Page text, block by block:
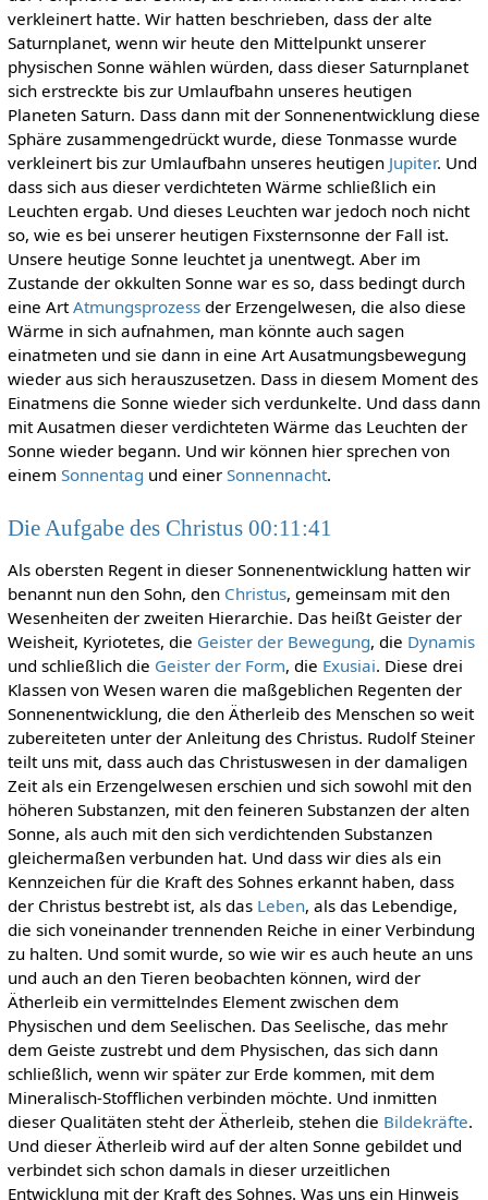
verkleinert hatte. Wir hatten beschrieben, dass der alte
Saturnplanet, wenn wir heute den Mittelpunkt unserer
physischen Sonne wählen würden, dass dieser Saturnplanet
sich erstreckte bis zur Umlaufbahn unseres heutigen
Planeten Saturn. Dass dann mit der Sonnenentwicklung diese
Sphäre zusammengedrückt wurde, diese Tonmasse wurde
verkleinert bis zur Umlaufbahn unseres heutigen Jupiter. Und
dass sich aus dieser verdichteten Wärme schließlich ein
Leuchten ergab. Und dieses Leuchten war jedoch noch nicht
so, wie es bei unserer heutigen Fixsternsonne der Fall ist.
Unsere heutige Sonne leuchtet ja unentwegt. Aber im
Zustande der okkulten Sonne war es so, dass bedingt durch
eine ArtAtmungsprozessder Erzengelwesen, die also diese
Wärme in sich aufnahmen, man könnte auch sagen
einatmeten und sie dann in eine Art Ausatmungsbewegung
wieder aus sich herauszusetzen. Dass in diesem Moment des
Einatmens die Sonne wieder sich verdunkelte. Und dass dann
mit Ausatmen dieser verdichteten Wärme das Leuchten der
Sonne wieder begann. Und wir können hier sprechen von
einem Sonnentag und einer Sonnennacht.
Die Aufgabe des Christus 00:11:41
Als obersten Regent in dieser Sonnenentwicklung hatten wir
benannt nun den Sohn, den Christus, gemeinsam mit den
Wesenheiten der zweiten Hierarchie. Das heißt Geister der
Weisheit, Kyriotetes, die Geister der Bewegung, die Dynamis
und schließlich die Geister der Form, die Exusiai. Diese drei
Klassen von Wesen waren die maßgeblichen Regenten der
Sonnenentwicklung, die den Ätherleib des Menschen so weit
zubereiteten unter der Anleitung des Christus. Rudolf Steiner
teilt uns mit, dass auch das Christuswesen in der damaligen
Zeit als ein Erzengelwesen erschien und sich sowohl mit den
höheren Substanzen, mit den feineren Substanzen der alten
Sonne, als auch mit den sich verdichtenden Substanzen
gleichermaßen verbunden hat. Und dass wir dies als ein
Kennzeichen für die Kraft des Sohnes erkannt haben, dass
der Christus bestrebt ist, als das Leben, als das Lebendige,
die sich voneinander trennenden Reiche in einer Verbindung
zu halten. Und somit wurde, so wie wir es auch heute an uns
und auch an den Tieren beobachten können, wird der
Ätherleib ein vermittelndes Element zwischen dem
Physischen und dem Seelischen. Das Seelische, das mehr
dem Geiste zustrebt und dem Physischen, das sich dann
schließlich, wenn wir später zur Erde kommen, mit dem
Mineralisch-Stofflichen verbinden möchte. Und inmitten
dieser Qualitäten steht der Ätherleib, stehen die Bildekräfte.
Und dieser Ätherleib wird auf der alten Sonne gebildet und
verbindet sich schon damals in dieser urzeitlichen
Entwicklung mit der Kraft des Sohnes. Was uns ein Hinweis